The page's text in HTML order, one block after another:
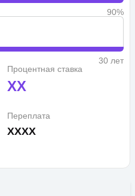
90%
30 лет
Процентная ставка
XX
Переплата
XXXX